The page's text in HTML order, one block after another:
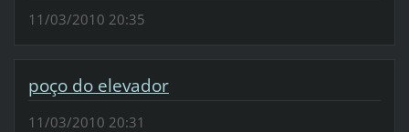
11/03/2010 20:35
poço do elevador
11/03/2010 20:31